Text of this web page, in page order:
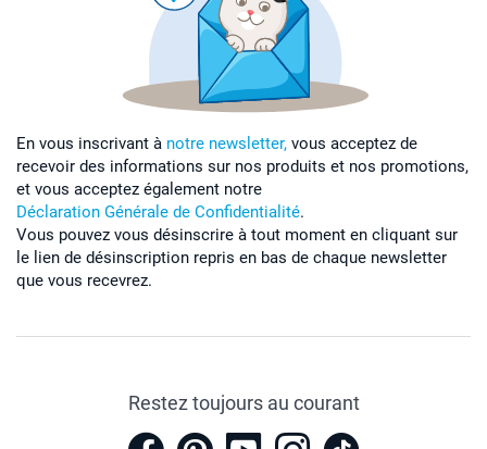
En vous inscrivant à notre newsletter, vous acceptez de
recevoir des informations sur nos produits et nos promotions,
et vous acceptez également notre
Déclaration Générale de Confidentialité.
Vous pouvez vous désinscrire à tout moment en cliquant sur
le lien de désinscription repris en bas de chaque newsletter
que vous recevrez.
Restez toujours au courant